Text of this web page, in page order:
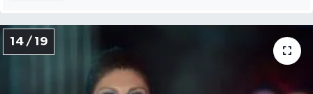
14 / 19